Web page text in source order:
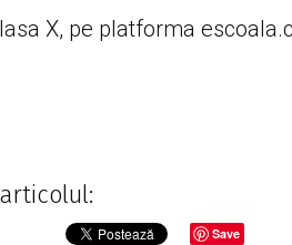
X, pe platforma
Save